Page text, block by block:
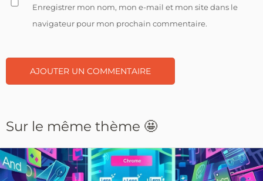
Enregistrer mon nom, mon e-mail et mon site dans le
navigateur pour mon prochain commentaire.
Sur le même thème 🤩